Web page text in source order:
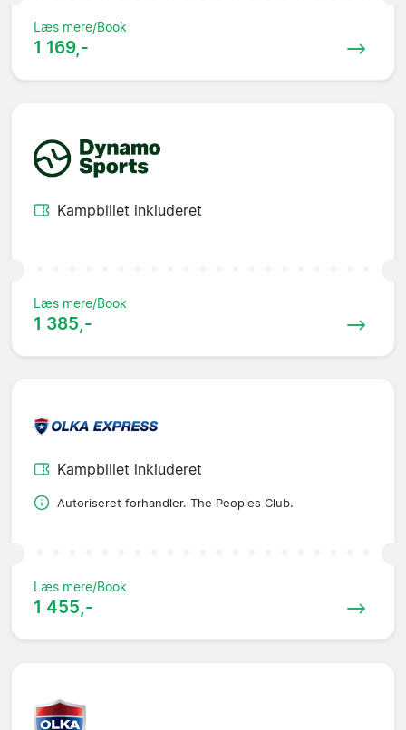
Læs mere/Book
1 169,-
Kampbillet inkluderet
Læs mere/Book
1 385,-
Kampbillet inkluderet
Autoriseret forhandler. The Peoples Club.
Læs mere/Book
1 455,-